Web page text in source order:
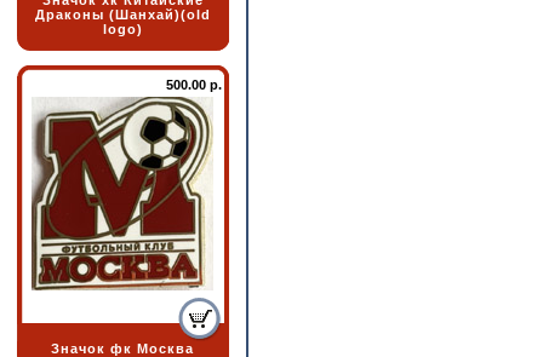
Драконы (Шанхай)(old
logo)
500.00 р.
Значок фк Москва